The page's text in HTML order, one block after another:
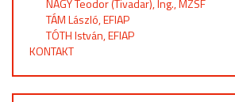
NAGY Teodor (Tivadar), Ing., MZSF
TÁM László, EFIAP
TÓTH István, EFIAP
KONTAKT